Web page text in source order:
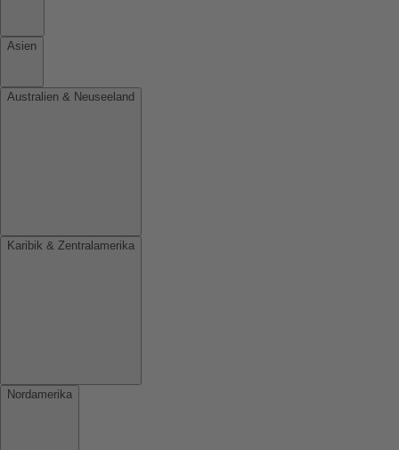
Asien
Australien & Neuseeland
Karibik & Zentralamerika
Nordamerika